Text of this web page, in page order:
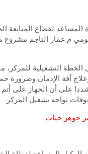
المساعد لقطاع المتابعة
م.عمار الناجم مشروع
الخطة التشغيلية للمركز،
آفة الإدمان وضرورة
على أن الجهاز على أتم
تواجه تشغيل المركز.